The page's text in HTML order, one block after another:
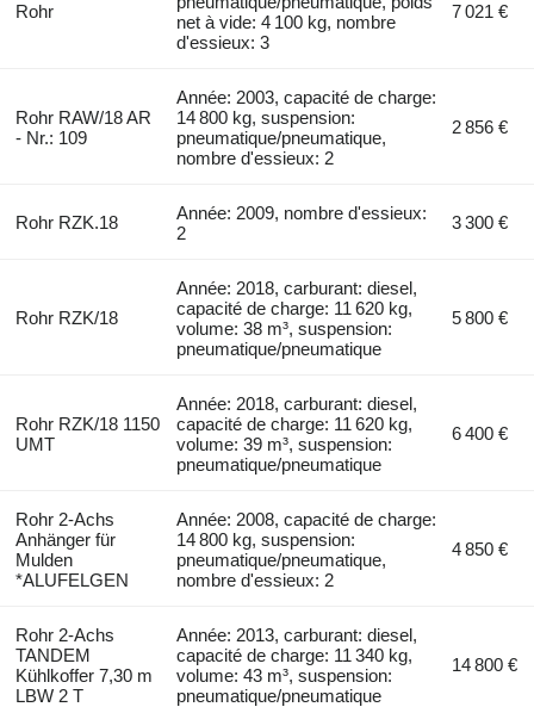
Rohr
net à vide: 4 100 kg, nombre
d'essieux: 3
7 021 €
Rohr RAW/18 AR
- Nr.: 109
Année: 2003, capacité de charge:
14 800 kg, suspension:
pneumatique/pneumatique,
nombre d'essieux: 2
2 856 €
Rohr RZK.18
Année: 2009, nombre d'essieux:
2
3 300 €
Rohr RZK/18
Année: 2018, carburant: diesel,
capacité de charge: 11 620 kg,
volume: 38 m³, suspension:
pneumatique/pneumatique
5 800 €
Rohr RZK/18 1150
UMT
Année: 2018, carburant: diesel,
capacité de charge: 11 620 kg,
volume: 39 m³, suspension:
pneumatique/pneumatique
6 400 €
Rohr 2-Achs
Anhänger für
Mulden
*ALUFELGEN
Année: 2008, capacité de charge:
14 800 kg, suspension:
pneumatique/pneumatique,
nombre d'essieux: 2
4 850 €
Rohr 2-Achs
TANDEM
Kühlkoffer 7,30 m
LBW 2 T
Année: 2013, carburant: diesel,
capacité de charge: 11 340 kg,
volume: 43 m³, suspension:
pneumatique/pneumatique
14 800 €